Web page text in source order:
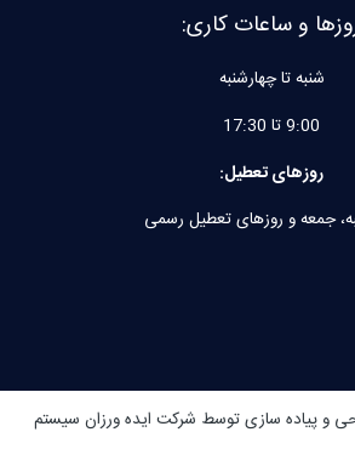
و ساعات کاری:
شنبه تا چهارشنبه
9:00 تا 17:30
روزهای تعطیل:
جمعه و روزهای تعطیل رسمی
شرکت ایده ورزان سیستم